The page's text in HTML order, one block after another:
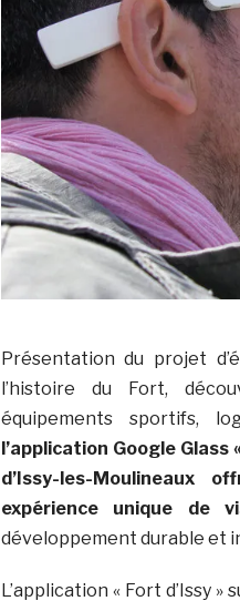
Présentation du projet
l’histoire du Fort,
équipements sportifs,
l’application Google
d’Issy-les-Moulineaux
expérience unique de
développement durable et
L’application « Fort d’Issy